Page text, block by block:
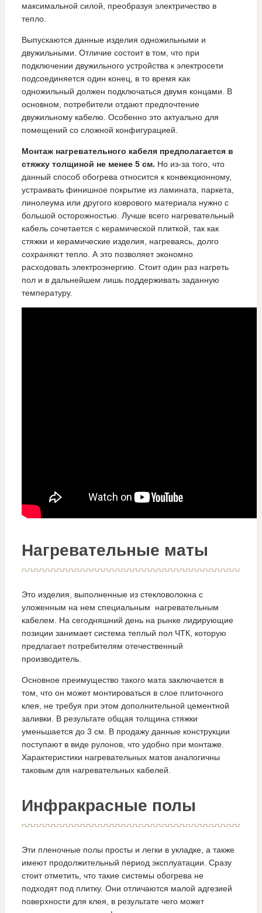
максимальной силой, преобразуя электричество в
тепло.
Выпускаются данные изделия одножильными и
двужильными. Отличие состоит в том, что при
подключении двужильного устройства к электросети
подсоединяется один конец, в то время как
одножильный должен подключаться двумя концами. В
основном, потребители отдают предпочтение
двужильному кабелю. Особенно это актуально для
помещений со сложной конфигурацией.
Монтаж нагревательного кабеля предполагается в
стяжку толщиной не менее 5 см. Но из-за того, что
данный способ обогрева относится к конвекционному,
устраивать финишное покрытие из ламината, паркета,
линолеума или другого коврового материала нужно с
большой осторожностью. Лучше всего нагревательный
кабель сочетается с керамической плиткой, так как
стяжки и керамические изделия, нагреваясь, долго
сохраняют тепло. А это позволяет экономно
расходовать электроэнергию. Стоит один раз нагреть
пол и в дальнейшем лишь поддерживать заданную
температуру.
Нагревательные маты
Это изделия, выполненные из стекловолокна с
уложенным на нем специальным нагревательным
кабелем. На сегодняшний день на рынке лидирующие
позиции занимает система теплый пол ЧТК, которую
предлагает потребителям отечественный
производитель.
Основное преимущество такого мата заключается в
том, что он может монтироваться в слое плиточного
клея, не требуя при этом дополнительной цементной
заливки. В результате общая толщина стяжки
уменьшается до 3 см. В продажу данные конструкции
поступают в виде рулонов, что удобно при монтаже.
Характеристики нагревательных матов аналогичны
таковым для нагревательных кабелей.
Инфракрасные полы
Эти пленочные полы просты и легки в укладке, а также
имеют продолжительный период эксплуатации. Сразу
стоит отметить, что такие системы обогрева не
подходят под плитку. Они отличаются малой адгезией
поверхности для клея, в результате чего может